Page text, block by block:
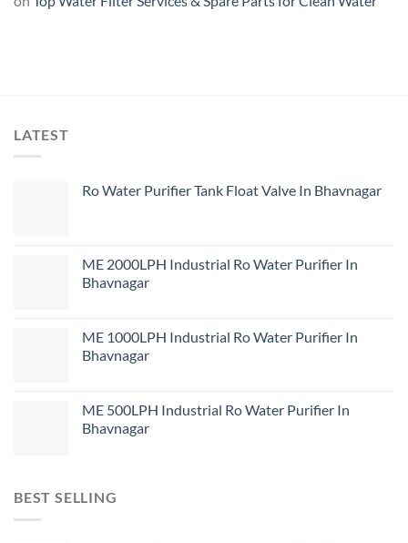
LATEST
Ro Water Purifier Tank Float Valve In Bhavnagar
ME 2000LPH Industrial Ro Water Purifier In
Bhavnagar
ME 1000LPH Industrial Ro Water Purifier In
Bhavnagar
ME 500LPH Industrial Ro Water Purifier In
Bhavnagar
BEST SELLING